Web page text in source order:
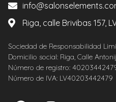
Riga, calle Brivibas 157,
Sociedad de Responsabilidad
Domicilio social: Riga, Calle
Número de registro:
Número de IVA: LV40203442479